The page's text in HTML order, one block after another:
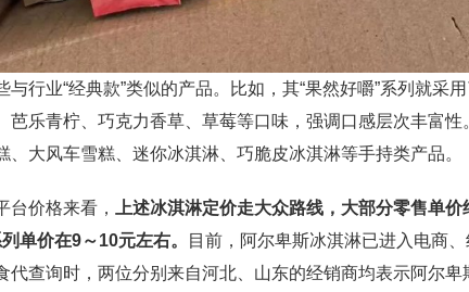
与行业“经典款”类似的产品。比如，其“果然好嚼”系列就采
芭乐青柠、巧克力香草、草莓等口味，强调口感层次丰富性
、大风车雪糕、迷你冰淇淋、巧脆皮冰淇淋等手持类产品。
台价格来看， 上述冰淇淋定价走大众路线，大部分零售单价
列单价在9～10元左右。
目前，阿尔卑斯冰淇淋已进入电商
代查询时，两位分别来自河北、山东的经销商均表示阿尔卑